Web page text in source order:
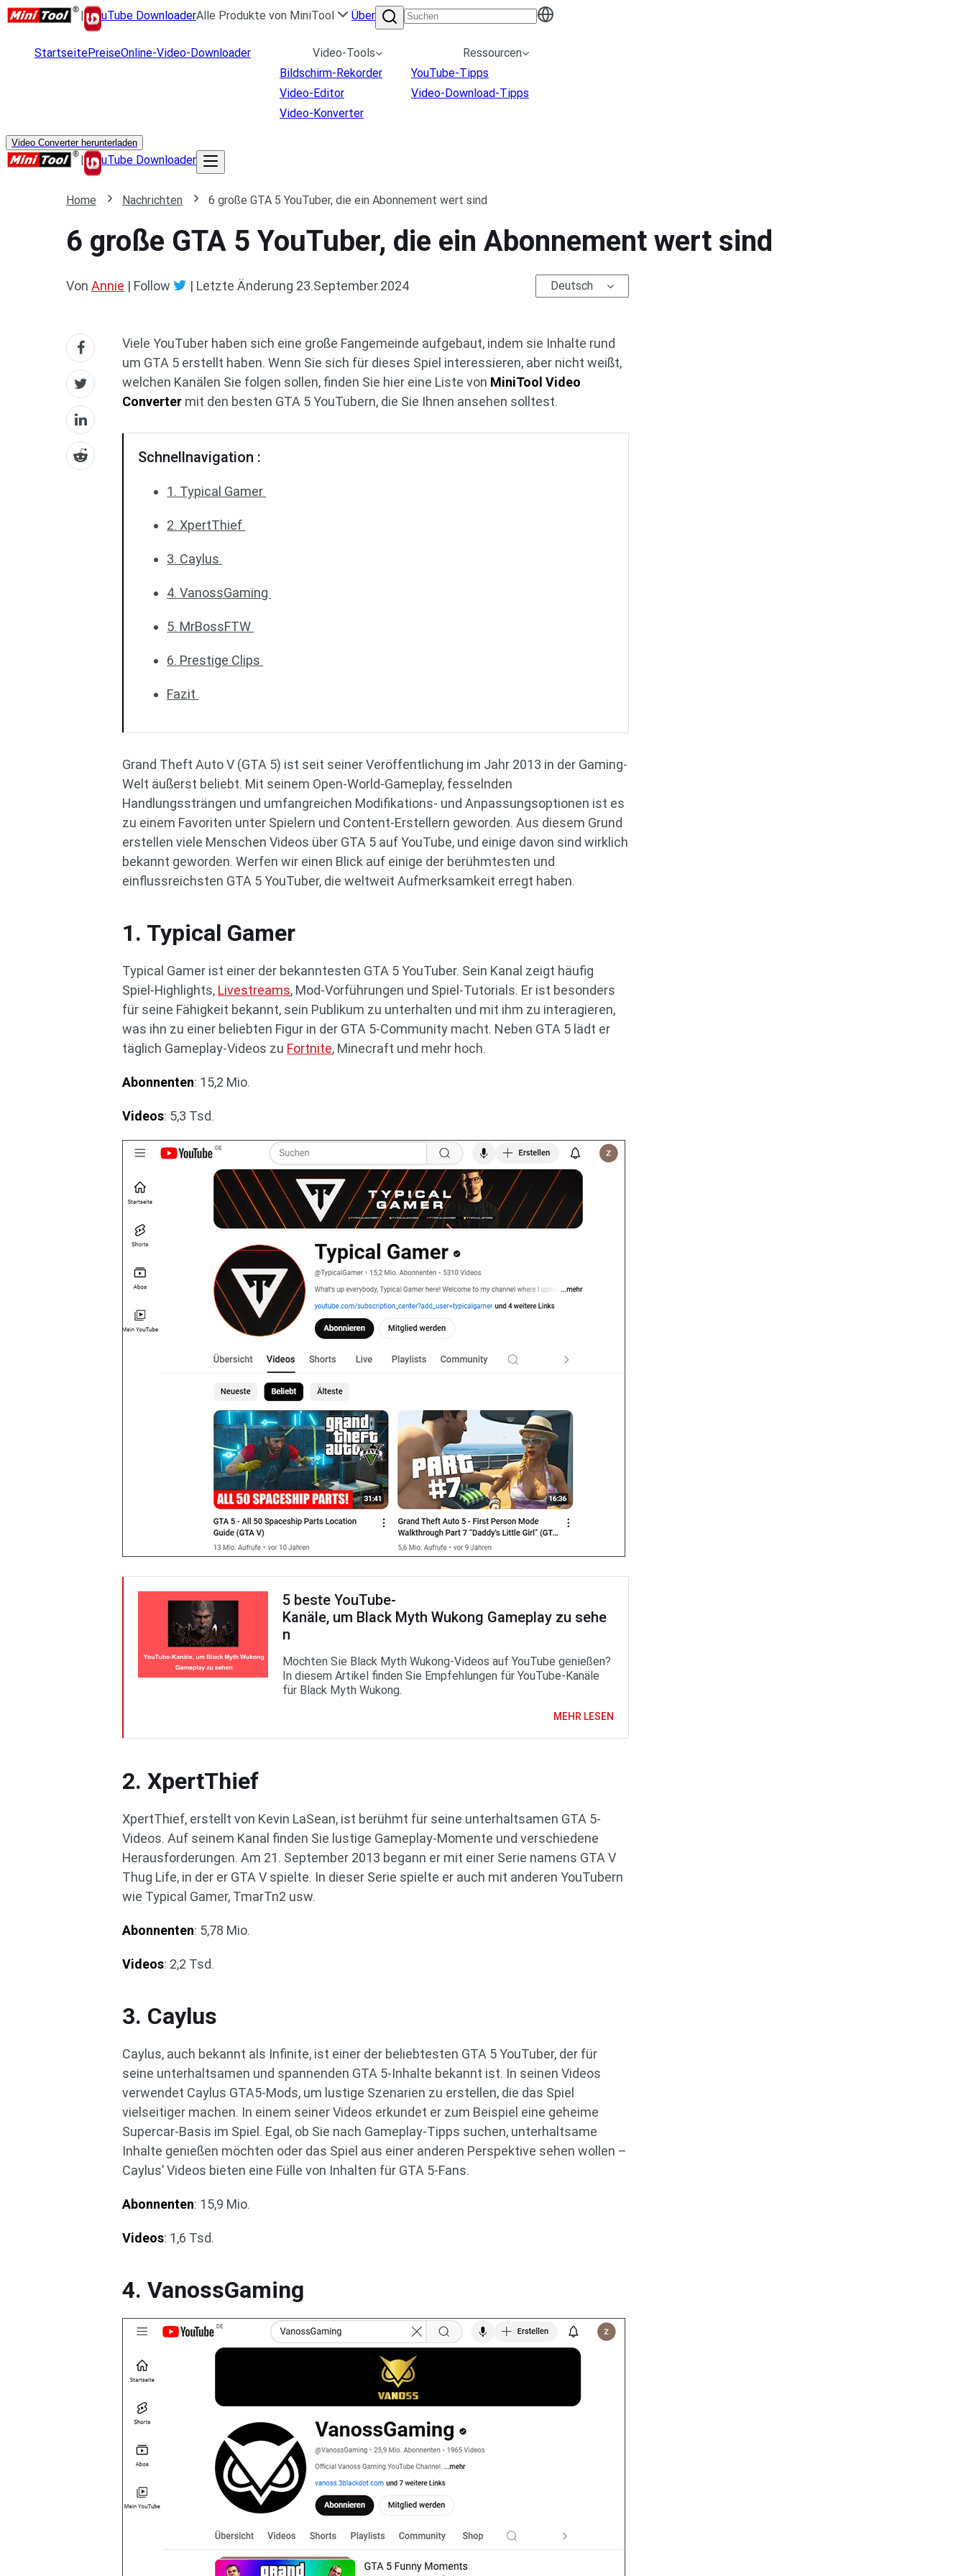
| uTube DownloaderAlle Produkte von MiniTool Über
StartseitePreiseOnline-Video-Downloader
Video-Tools
Bildschirm-Rekorder
Video-Editor
Video-Konverter
Ressourcen
YouTube-Tipps
Video-Download-Tipps
Video Converter herunterladen
| uTube Downloader
Home Nachrichten 6 große GTA 5 YouTuber, die ein Abonnement wert sind
6 große GTA 5 YouTuber, die ein Abonnement wert sind
Von Annie | Follow | Letzte Änderung 23.September.2024 Deutsch
Viele YouTuber haben sich eine große Fangemeinde aufgebaut, indem sie Inhalte rund
um GTA 5 erstellt haben. Wenn Sie sich für dieses Spiel interessieren, aber nicht weißt,
welchen Kanälen Sie folgen sollen, finden Sie hier eine Liste von MiniTool Video
Converter mit den besten GTA 5 YouTubern, die Sie Ihnen ansehen solltest.
Schnellnavigation :
1. Typical Gamer
2. XpertThief
3. Caylus
4. VanossGaming
5. MrBossFTW
6. Prestige Clips
Fazit
Grand Theft Auto V (GTA 5) ist seit seiner Veröffentlichung im Jahr 2013 in der Gaming-
Welt äußerst beliebt. Mit seinem Open-World-Gameplay, fesselnden
Handlungssträngen und umfangreichen Modifikations- und Anpassungsoptionen ist es
zu einem Favoriten unter Spielern und Content-Erstellern geworden. Aus diesem Grund
erstellen viele Menschen Videos über GTA 5 auf YouTube, und einige davon sind wirklich
bekannt geworden. Werfen wir einen Blick auf einige der berühmtesten und
einflussreichsten GTA 5 YouTuber, die weltweit Aufmerksamkeit erregt haben.
1. Typical Gamer
Typical Gamer ist einer der bekanntesten GTA 5 YouTuber. Sein Kanal zeigt häufig
Spiel-Highlights, Livestreams, Mod-Vorführungen und Spiel-Tutorials. Er ist besonders
für seine Fähigkeit bekannt, sein Publikum zu unterhalten und mit ihm zu interagieren,
was ihn zu einer beliebten Figur in der GTA 5-Community macht. Neben GTA 5 lädt er
täglich Gameplay-Videos zu Fortnite, Minecraft und mehr hoch.
Abonnenten: 15,2 Mio.
Videos: 5,3 Tsd.
5 beste YouTube-
Kanäle, um Black Myth Wukong Gameplay zu sehe
n
Möchten Sie Black Myth Wukong-Videos auf YouTube genießen?
In diesem Artikel finden Sie Empfehlungen für YouTube-Kanäle
für Black Myth Wukong.
MEHR LESEN
2. XpertThief
XpertThief, erstellt von Kevin LaSean, ist berühmt für seine unterhaltsamen GTA 5-
Videos. Auf seinem Kanal finden Sie lustige Gameplay-Momente und verschiedene
Herausforderungen. Am 21. September 2013 begann er mit einer Serie namens GTA V
Thug Life, in der er GTA V spielte. In dieser Serie spielte er auch mit anderen YouTubern
wie Typical Gamer, TmarTn2 usw.
Abonnenten: 5,78 Mio.
Videos: 2,2 Tsd.
3. Caylus
Caylus, auch bekannt als Infinite, ist einer der beliebtesten GTA 5 YouTuber, der für
seine unterhaltsamen und spannenden GTA 5-Inhalte bekannt ist. In seinen Videos
verwendet Caylus GTA5-Mods, um lustige Szenarien zu erstellen, die das Spiel
vielseitiger machen. In einem seiner Videos erkundet er zum Beispiel eine geheime
Supercar-Basis im Spiel. Egal, ob Sie nach Gameplay-Tipps suchen, unterhaltsame
Inhalte genießen möchten oder das Spiel aus einer anderen Perspektive sehen wollen –
Caylus’ Videos bieten eine Fülle von Inhalten für GTA 5-Fans.
Abonnenten: 15,9 Mio.
Videos: 1,6 Tsd.
4. VanossGaming